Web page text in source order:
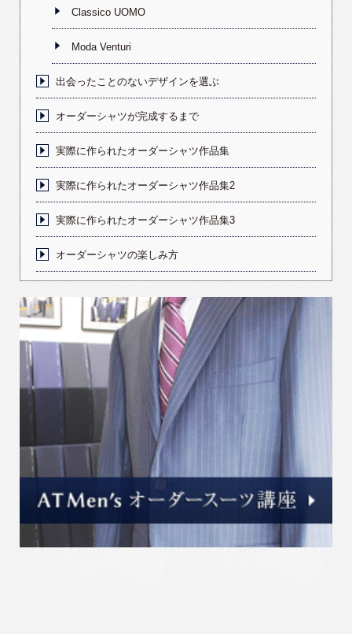
Classico UOMO
Moda Venturi
出会ったことのないデザインを選ぶ
オーダーシャツが完成するまで
実際に作られたオーダーシャツ作品集
実際に作られたオーダーシャツ作品集2
実際に作られたオーダーシャツ作品集3
オーダーシャツの楽しみ方